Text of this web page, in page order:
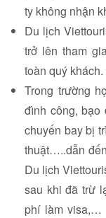
ty không nhận
Du lịch
trở lên tham
toàn quý khách.
Trong trường
đình công, bạo
chuyến bay bị
thuật…..dẫn
Du lịch
sau khi đã trừ
phí làm visa,…